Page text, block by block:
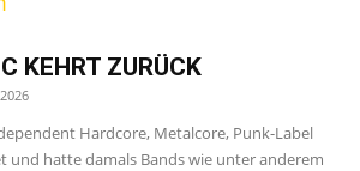
KEHRT ZURÜCK
Hardcore, Metalcore, Punk-Label
und hatte damals Bands wie unter anderem